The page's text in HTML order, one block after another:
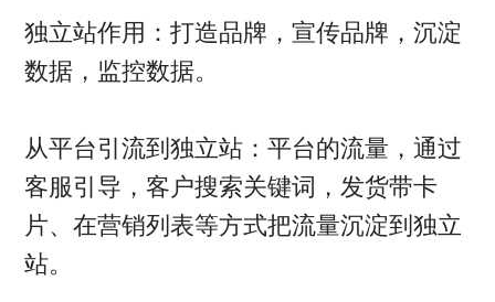
独立站作用：打造品牌，宣传品牌，沉淀
数据，监控数据。
从平台引流到独立站：平台的流量，通过
客服引导，客户搜索关键词，发货带卡
片、在营销列表等方式把流量沉淀到独立
站。